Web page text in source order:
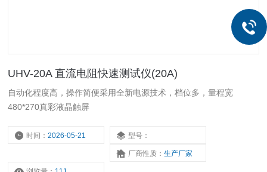
UHV-20A 直流电阻快速测试仪(20A)
自动化程度高，操作简便采用全新电源技术，档位多，量程宽
480*270真彩液晶触屏
时间：2026-05-21 型号：
厂商性质： 生产厂家